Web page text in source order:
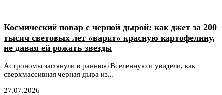
Космический повар с черной дырой: как джет за 200
тысяч световых лет «варит» красную картофелину,
не давая ей рожать звезды
Астрономы заглянули в раннюю Вселенную и увидели, как
сверхмассивная черная дыра из...
27.07.2026